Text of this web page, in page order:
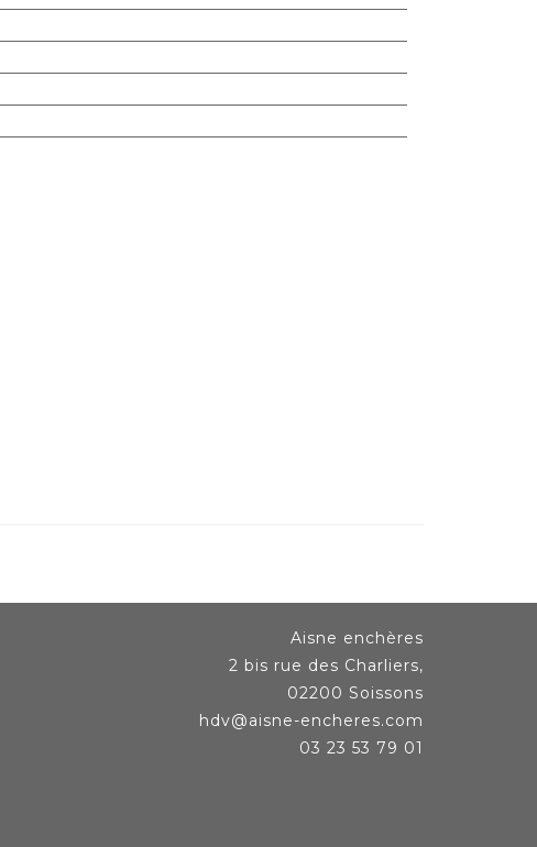
Aisne enchères
2 bis rue des Charliers,
02200 Soissons
hdv@aisne-encheres.com
03 23 53 79 01